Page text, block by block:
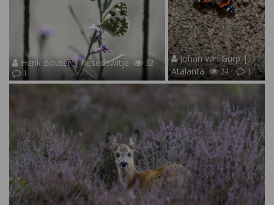
Henk Bouter | Resedawitje
32
1
Johan van Gurp |
Atalanta
24 1